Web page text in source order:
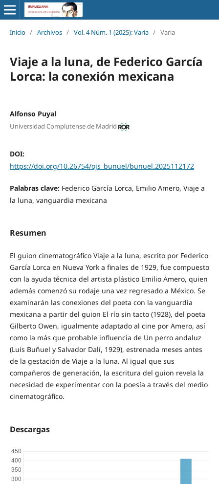
Inicio / Archivos / Vol. 4 Núm. 1 (2025): Varia / Varia
Viaje a la luna, de Federico García
Lorca: la conexión mexicana
Alfonso Puyal
Universidad Complutense de Madrid
DOI:
https://doi.org/10.26754/ojs_bunuel/bunuel.2025112172
Palabras clave: Federico García Lorca, Emilio Amero, Viaje a
la luna, vanguardia mexicana
Resumen
El guion cinematográfico Viaje a la luna, escrito por Federico
García Lorca en Nueva York a finales de 1929, fue compuesto
con la ayuda técnica del artista plástico Emilio Amero, quien
además comenzó su rodaje una vez regresado a México. Se
examinarán las conexiones del poeta con la vanguardia
mexicana a partir del guion El río sin tacto (1928), del poeta
Gilberto Owen, igualmente adaptado al cine por Amero, así
como la más que probable influencia de Un perro andaluz
(Luis Buñuel y Salvador Dalí, 1929), estrenada meses antes
de la gestación de Viaje a la luna. Al igual que sus
compañeros de generación, la escritura del guion revela la
necesidad de experimentar con la poesía a través del medio
cinematográfico.
Descargas